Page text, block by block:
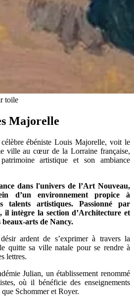
toile
Majorelle
ébéniste Louis Majorelle, voit le
ville au cœur de la Lorraine française,
artistique et son ambiance
dans l'univers de l’Art Nouveau,
d’un environnement propice à
talents artistiques. Passionné par
il intègre la section d’Architecture et
arts de Nancy.
ardent de s’exprimer à travers la
quitte sa ville natale pour se rendre à
lettres.
Julian, un établissement renommé
où il bénéficie des enseignements
que Schommer et Royer.